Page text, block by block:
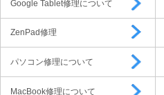
Google Tablet修理について
ZenPad修理
パソコン修理について
MacBook修理について